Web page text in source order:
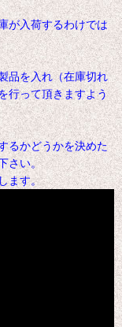
が入荷するわけでは
品を入れ（在庫切れ
行って頂きますよう
す。
るかどうかを決めた
さい。
ます。